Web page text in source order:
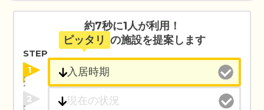
約7秒に1人が利用！
ピッタリ の施設を提案します
STEP
1
2